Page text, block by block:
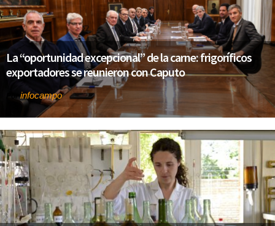
La “oportunidad excepcional” de la carne: frigoríficos
exportadores se reunieron con Caputo
Porinfocampo